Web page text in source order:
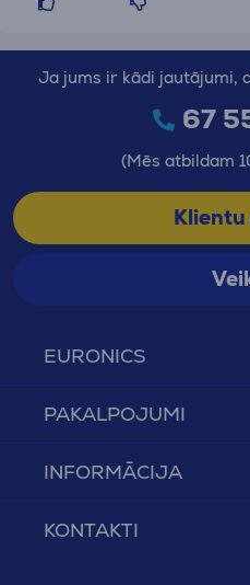
EURONICS
PAKALPOJUMI
INFORMĀCIJA
KONTAKTI
Ja jums ir kādi jautājumi,
67
(Mēs atbildam